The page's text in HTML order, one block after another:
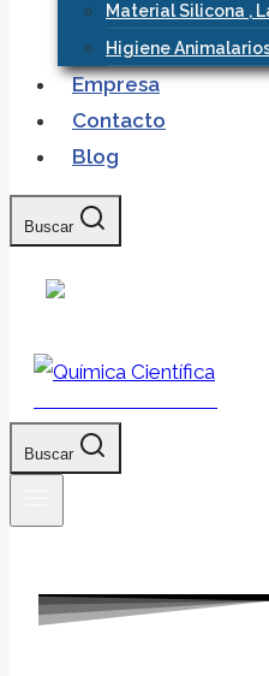
Material Silicona ,
Higiene
Empresa
Contacto
Blog
Buscar
Buscar